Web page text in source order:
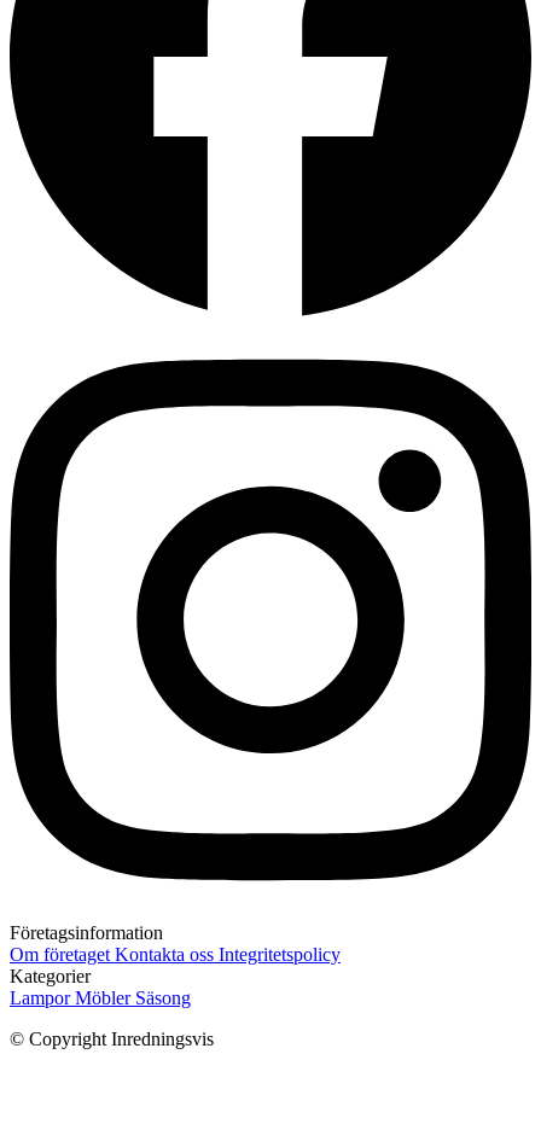
Företagsinformation
Om företaget Kontakta oss Integritetspolicy
Kategorier
LamporMöbler Säsong
© Copyright Inredningsvis